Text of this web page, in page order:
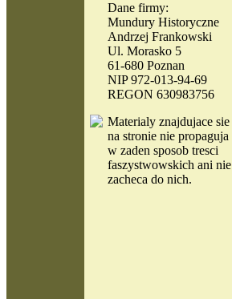
Dane firmy:
Mundury Historyczne
Andrzej Frankowski
Ul. Morasko 5
61-680 Poznan
NIP 972-013-94-69
REGON 630983756
Materialy znajdujace sie
na stronie nie propaguja
w zaden sposob tresci
faszystwowskich ani nie
zacheca do nich.